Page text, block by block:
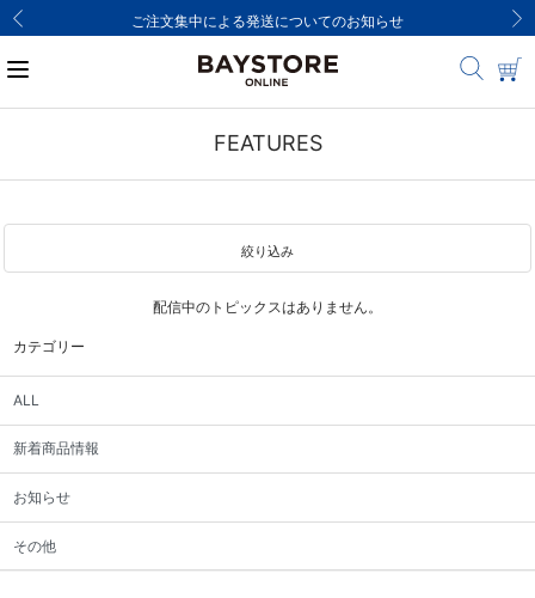
ご注文集中による発送についてのお知らせ
カテゴリー
ALL
新着商品情報
お知らせ
その他
FEATURES
絞り込み
配信中のトピックスはありません。